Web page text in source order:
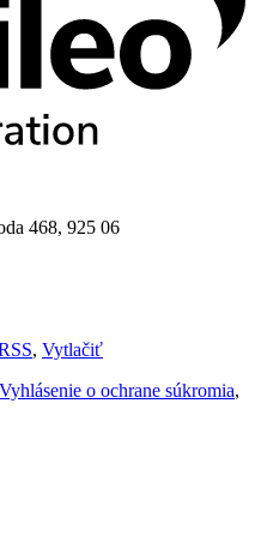
468, 925 06
, Vytlačiť
Vyhlásenie o ochrane súkromia,